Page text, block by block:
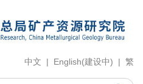
中文 | English(建设中) | 繁